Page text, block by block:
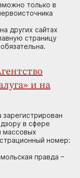
только в
других сайтах
страницу
и на
зарегистрирован
в сфере
массовых
номер:
правда –